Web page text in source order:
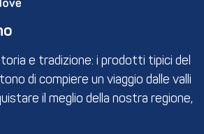
e tradizione: i prodotti tipici del
di compiere un viaggio dalle valli
il meglio della nostra regione,